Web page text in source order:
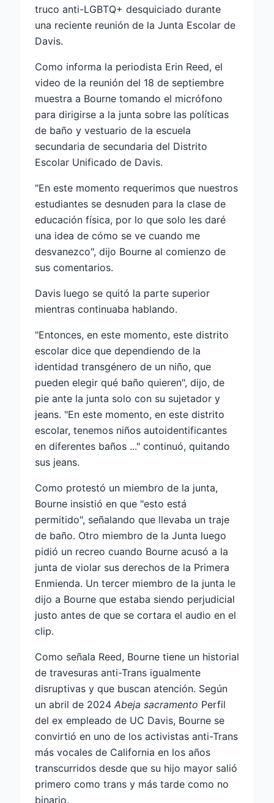
truco anti-LGBTQ+ desquiciado durante
una reciente reunión de la Junta Escolar de
Davis.
Como informa la periodista Erin Reed, el
video de la reunión del 18 de septiembre
muestra a Bourne tomando el micrófono
para dirigirse a la junta sobre las políticas
de baño y vestuario de la escuela
secundaria de secundaria del Distrito
Escolar Unificado de Davis.
"En este momento requerimos que nuestros
estudiantes se desnuden para la clase de
educación física, por lo que solo les daré
una idea de cómo se ve cuando me
desvanezco", dijo Bourne al comienzo de
sus comentarios.
Davis luego se quitó la parte superior
mientras continuaba hablando.
"Entonces, en este momento, este distrito
escolar dice que dependiendo de la
identidad transgénero de un niño, que
pueden elegir qué baño quieren", dijo, de
pie ante la junta solo con su sujetador y
jeans. "En este momento, en este distrito
escolar, tenemos niños autoidentificantes
en diferentes baños ..." continuó, quitando
sus jeans.
Como protestó un miembro de la junta,
Bourne insistió en que "esto está
permitido", señalando que llevaba un traje
de baño. Otro miembro de la Junta luego
pidió un recreo cuando Bourne acusó a la
junta de violar sus derechos de la Primera
Enmienda. Un tercer miembro de la junta le
dijo a Bourne que estaba siendo perjudicial
justo antes de que se cortara el audio en el
clip.
Como señala Reed, Bourne tiene un historial
de travesuras anti-Trans igualmente
disruptivas y que buscan atención. Según
un abril de 2024 Abeja sacramento Perfil
del ex empleado de UC Davis, Bourne se
convirtió en uno de los activistas anti-Trans
más vocales de California en los años
transcurridos desde que su hijo mayor salió
primero como trans y más tarde como no
binario.